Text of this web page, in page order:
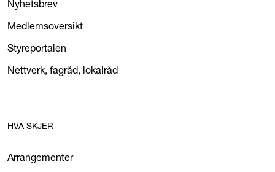
Nyhetsbrev
Medlemsoversikt
Styreportalen
Nettverk, fagråd, lokalråd
HVA SKJER
Arrangementer